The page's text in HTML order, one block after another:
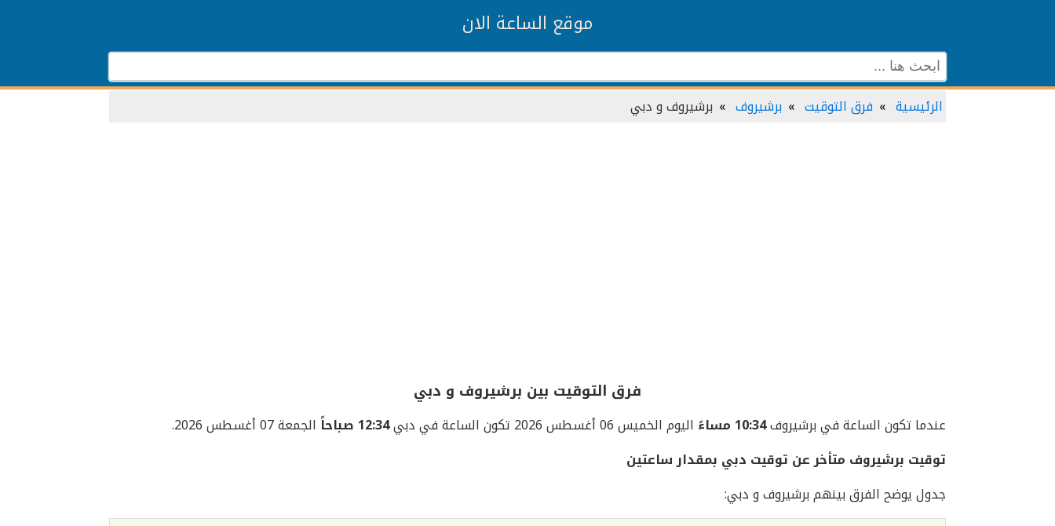
موقع الساعة الان
الرئيسية فرق التوقيت برشيروف برشيروف و دبي
فرق التوقيت بين برشيروف و دبي
عندما تكون الساعة في برشيروف10:34 مساءً اليوم الخميس 06 أغسطس 2026 تكون الساعة في دبي 12:34 صباحاً
الجمعة 07 أغسطس 2026.
توقيت برشيروف متأخر عن توقيت دبي بمقدار ساعتين
جدول يوضح الفرق بينهم برشيروف و دبي: